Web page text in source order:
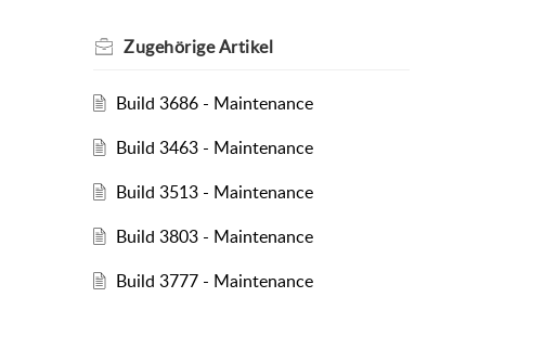
ZugehörigeArtikel
Build 3686 - Maintenance
Build 3463 - Maintenance
Build 3513 - Maintenance
Build 3803 - Maintenance
Build 3777 - Maintenance